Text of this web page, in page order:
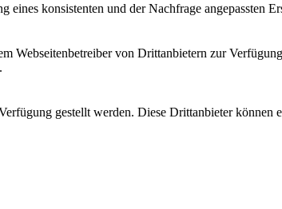
konsistenten und der Nachfrage angepassten
Webseitenbetreiber von Drittanbietern zur
gestellt werden. Diese Drittanbieter können